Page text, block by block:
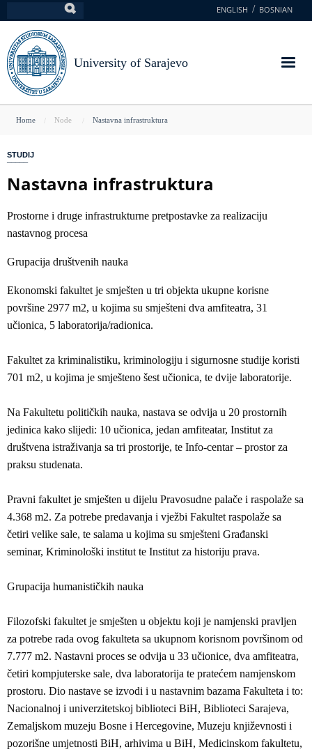
to
main
content
ENGLISH BOSNIAN
University of Sarajevo
You
here
Home Node Nastavna infrastruktura
STUDIJ
Nastavna infrastruktura
Prostorne i druge infrastrukturne pretpostavke za realizaciju
nastavnog procesa
Grupacija društvenih nauka
Ekonomski fakultet je smješten u tri objekta ukupne korisne
površine 2977 m2, u kojima su smješteni dva amfiteatra, 31
učionica, 5 laboratorija/radionica.
Fakultet za kriminalistiku, kriminologiju i sigurnosne studije koristi
701 m2, u kojima je smješteno šest učionica, te dvije laboratorije.
Na Fakultetu političkih nauka, nastava se odvija u 20 prostornih
jedinica kako slijedi: 10 učionica, jedan amfiteatar, Institut za
društvena istraživanja sa tri prostorije, te Info-centar – prostor za
praksu studenata.
Pravni fakultet je smješten u dijelu Pravosudne palače i raspolaže sa
4.368 m2. Za potrebe predavanja i vježbi Fakultet raspolaže sa
četiri velike sale, te salama u kojima su smješteni Građanski
seminar, Kriminološki institut te Institut za historiju prava.
Grupacija humanističkih nauka
Filozofski fakultet je smješten u objektu koji je namjenski pravljen
za potrebe rada ovog fakulteta sa ukupnom korisnom površinom od
7.777 m2. Nastavni proces se odvija u 33 učionice, dva amfiteatra,
četiri kompjuterske sale, dva laboratorija te pratećem namjenskom
prostoru. Dio nastave se izvodi i u nastavnim bazama Fakulteta i to:
Nacionalnoj i univerzitetskoj biblioteci BiH, Biblioteci Sarajeva,
Zemaljskom muzeju Bosne i Hercegovine, Muzeju književnosti i
pozorišne umjetnosti BiH, arhivima u BiH, Medicinskom fakultetu,